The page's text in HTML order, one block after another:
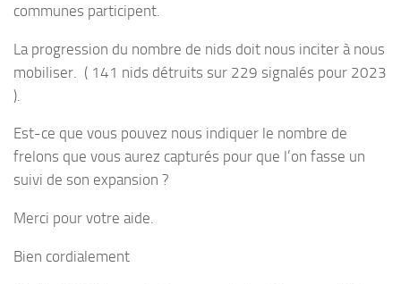
communes participent.
La progression du nombre de nids doit nous inciter à nous
mobiliser. ( 141 nids détruits sur 229 signalés pour 2023
).
Est-ce que vous pouvez nous indiquer le nombre de
frelons que vous aurez capturés pour que l’on fasse un
suivi de son expansion ?
Merci pour votre aide.
Bien cordialement